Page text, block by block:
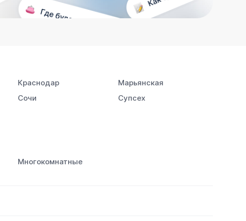
Краснодар
Марьянская
Сочи
Супсех
Многокомнатные